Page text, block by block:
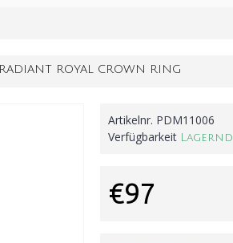
RADIANT ROYAL CROWN RING
Artikelnr. PDM11006
Verfügbarkeit Lagernd
€97